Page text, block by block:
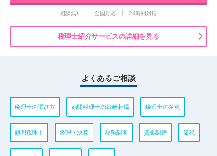
相談無料 全国対応 24時間対応
税理士紹介サービスの詳細を見る
よくあるご相談
税理士の選び方 顧問税理士の報酬相場 税理士の変更
顧問税理士 経理・決算 税務調査 資金調達 節税